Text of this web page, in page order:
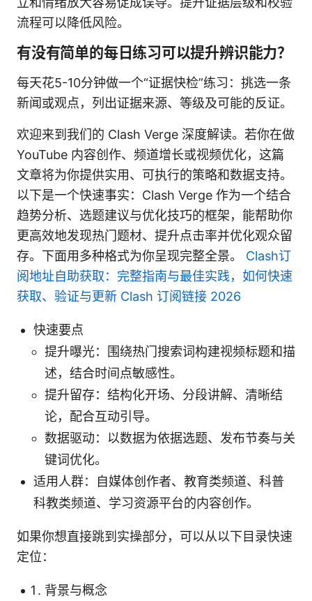
流程可以降低风险。
有没有简单的每日练习可以提升辨识能力？
每天花5-10分钟做一个“证据快检”练习：挑选一条
新闻或观点，列出证据来源、等级及可能的反证。
欢迎来到我们的 Clash Verge 深度解读。若你在做
YouTube 内容创作、频道增长或视频优化，这篇
文章将为你提供实用、可执行的策略和数据支持。
以下是一个快速事实：Clash Verge 作为一个结合
趋势分析、选题建议与优化技巧的框架，能帮助你
更高效地发现热门题材、提升点击率并优化观众留
存。下面用多种格式为你呈现完整全景。 Clash订
阅地址自助获取：完整指南与最佳实践，如何快速
获取、验证与更新 Clash 订阅链接 2026
快速要点
提升曝光：围绕热门搜索词构建视频标题和描
述，结合时间点敏感性。
提升留存：结构化开场、分段讲解、清晰结
论，配合互动引导。
数据驱动：以数据为依据选题、发布节奏与关
键词优化。
适用人群：自媒体创作者、教育类频道、科普
科教类频道、学习资源平台的内容创作。
如果你想直接跳到实操部分，可以从以下目录快速
定位：
背景与概念